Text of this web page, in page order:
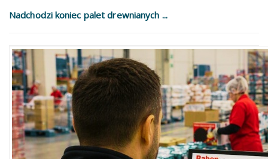
Nadchodzi koniec palet drewnianych ...